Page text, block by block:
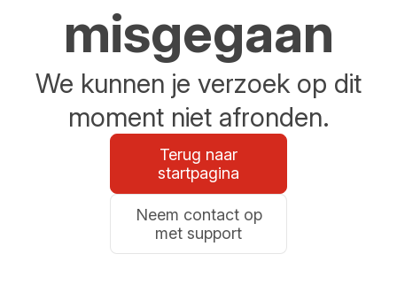
misgegaan
We kunnen je verzoek op dit
moment niet afronden.
Terug naar
startpagina
Neem contact op
met support